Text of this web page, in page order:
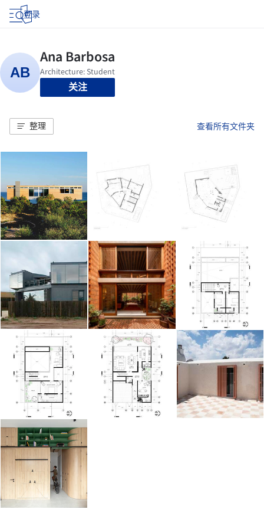
登录
关注
整理 查看所有文件夹